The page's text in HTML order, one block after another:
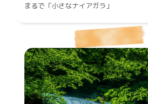
まるで「小さなナイアガラ」